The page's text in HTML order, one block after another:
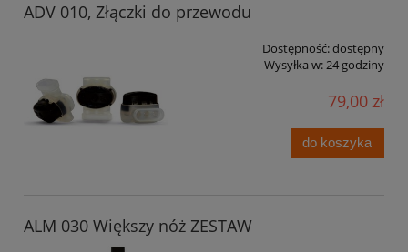
ADV 010, Złączki do przewodu
Dostępność:dostępny
Wysyłka w:24 godziny
79,00 zł
do koszyka
ALM 030 Większy nóż ZESTAW